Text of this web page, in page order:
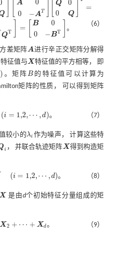
A
0
0
−AT
Q
0
0
Q
=
Q0 =
QT =
B
0
0
−BT 。
-BT。
（6）
差矩阵A
A 进行辛正交矩阵分解得
征值与X
X 特征值的平方相等， 即
) 。矩阵B
B 的特征值可以计算为
矩阵的性质， 可以得到矩阵
(i = 1,2,⋯ ,d)。
⋯, d)。 （7）
较小的λi
λi 作为噪声， 计算这些特
i
i ， 并联合轨迹矩阵X
X 得到构造矩
(i = 1,2,⋯ ,d)。
⋯,d)。 （8）
是由 d个初始特征分量组成的矩
X2 + ⋯ + Xd。
+Xd。 （9）